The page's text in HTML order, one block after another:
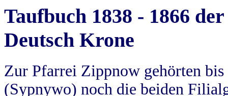
Taufbuch 1838 - 1866
Deutsch Krone
Zur Pfarrei Zippnow gehörten
(Sypnywo) noch die beiden